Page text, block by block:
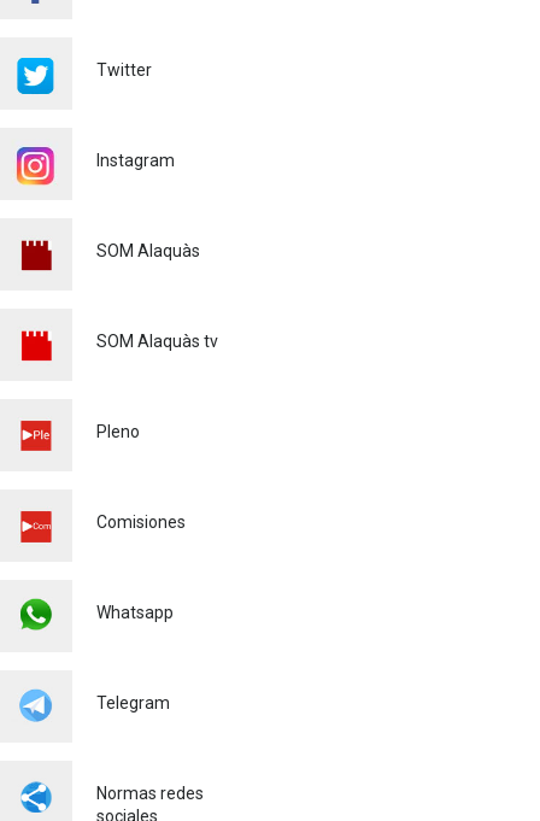
22/07/2026
2026
XXXVI CERTAMEN DE
Educación 03/03/2026
Twitter
Instagram
SOM Alaquàs
SOM Alaquàs tv
Pleno
Comisiones
Whatsapp
Telegram
Normas redes
sociales